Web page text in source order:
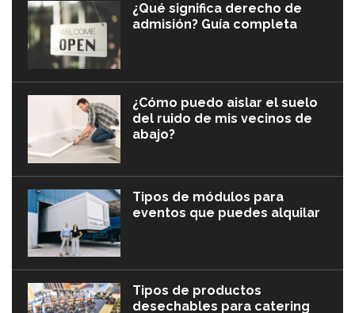
¿Qué significa derecho de
admisión? Guía completa
¿Cómo puedo aislar el suelo
del ruido de mis vecinos de
abajo?
Tipos de módulos para
eventos que puedes alquilar
Tipos de productos
desechables para catering